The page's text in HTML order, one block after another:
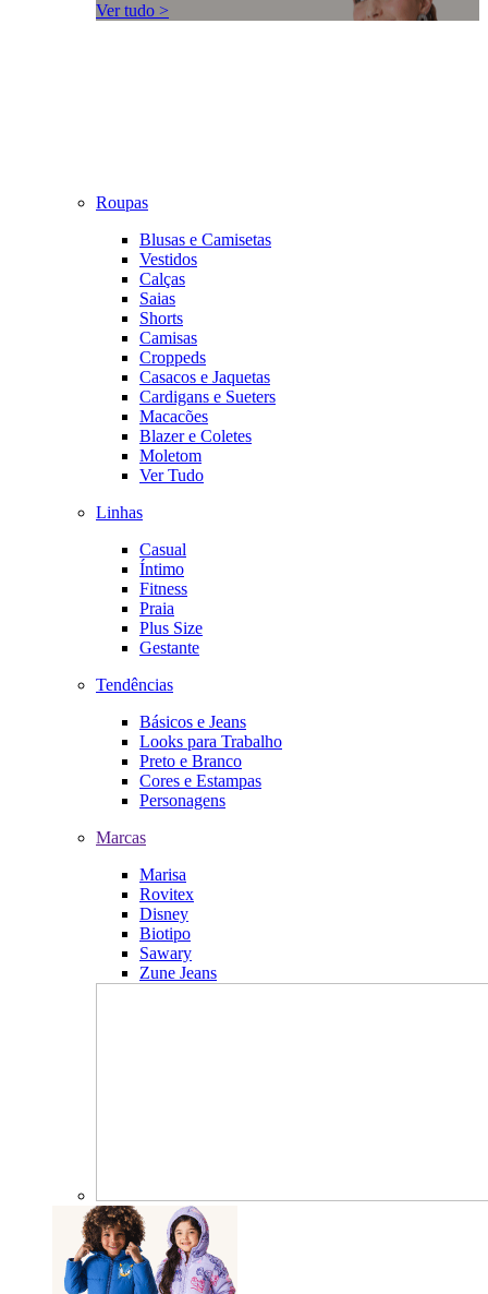
Ver tudo >
Roupas
Blusas e Camisetas
Vestidos
Calças
Saias
Shorts
Camisas
Croppeds
Casacos e Jaquetas
Cardigans e Sueters
Macacões
Blazer e Coletes
Moletom
Ver Tudo
Linhas
Casual
Íntimo
Fitness
Praia
Plus Size
Gestante
Tendências
Básicos e Jeans
Looks para Trabalho
Preto e Branco
Cores e Estampas
Personagens
Marcas
Marisa
Rovitex
Disney
Biotipo
Sawary
Zune Jeans